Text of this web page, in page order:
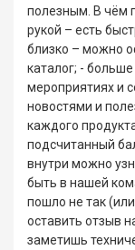
полезным. В чём
рукой – есть
близко – можно
каталог; -
мероприятиях и
новостями и
каждого
подсчитанный
внутри можно
быть в нашей
пошло не так
оставить отзыв
заметишь